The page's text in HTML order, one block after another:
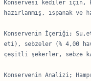
Konservesi kediler için,
hazırlanmış, ıspanak ve
Konservenin İçeriği;
eti), sebzeler (% 4,00
çeşitli şekerler, sebze
Konservenin Analizi;